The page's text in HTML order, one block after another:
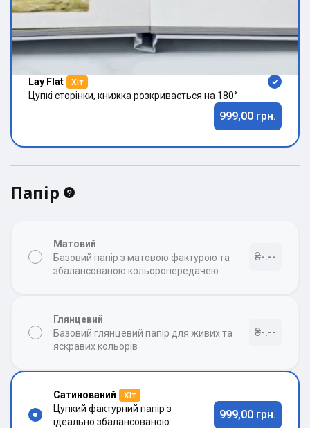
Lay Flat Хіт
Цупкі сторінки, книжка розкривається на 180°
999,00 грн.
Папір
Матовий
Базовий папір з матовою фактурою та
збалансованою кольоропередачею
₴-.--
Глянцевий
Базовий глянцевий папір для живих та
яскравих кольорів
₴-.--
Сатинований Хіт
Цупкий фактурний папір з
ідеально збалансованою
999,00 грн.